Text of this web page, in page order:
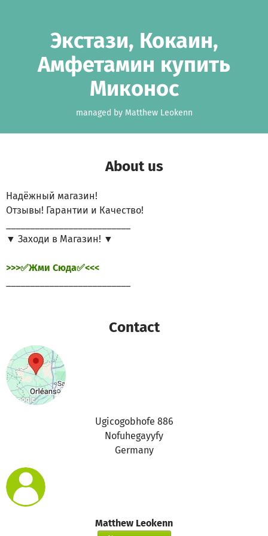
Экстази, Кокаин,
Амфетамин купить
Миконос
managed by Matthew Leokenn
About us
Надёжный магазин!
Отзывы! Гарантии и Качество!
▼ Заходи в Магазин! ▼
>>>✅Жми Сюда✅<<<
Contact
Ugicogobhofe 886
Nofuhegayyfy
Germany
Matthew Leokenn